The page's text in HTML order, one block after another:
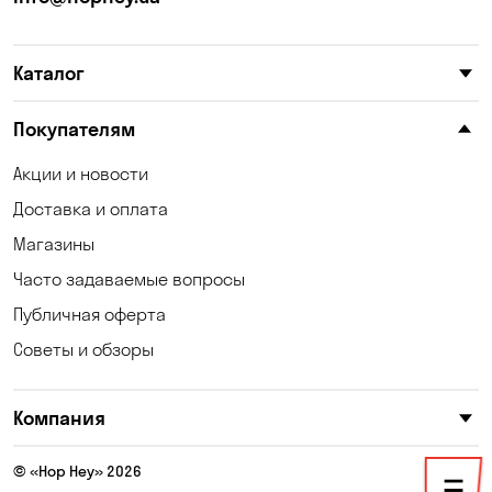
Княжичи
Котовка
Кошары
Кривуши
Крюковщина
Малая Кохновка
Каталог
Покупателям
Акции и новости
Доставка и оплата
Магазины
Часто задаваемые вопросы
Публичная оферта
Советы и обзоры
Компания
© «Hop Hey» 2026